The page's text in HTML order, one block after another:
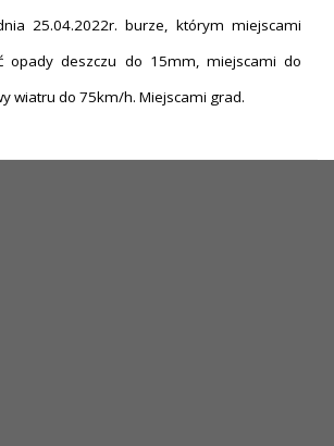
25.04.2022r. burze, którym miejscami
opady deszczu do 15mm, miejscami do
wiatru do 75km/h. Miejscami grad.